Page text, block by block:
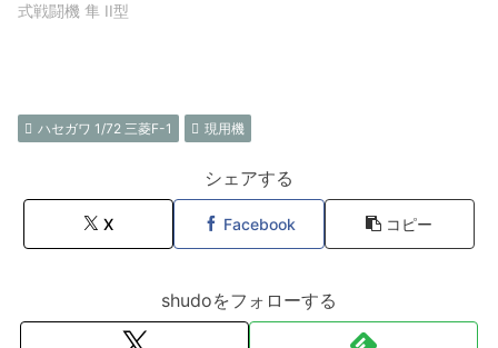
式戦闘機 隼 II型
ハセガワ 1/72 三菱F-1 現用機
シェアする
X Facebook コピー
shudoをフォローする